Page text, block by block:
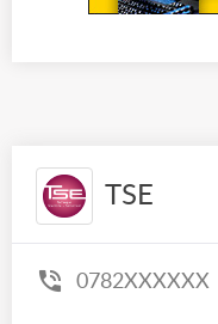
TSE
0782XXXXXX